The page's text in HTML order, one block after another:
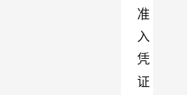
准
入
凭
证